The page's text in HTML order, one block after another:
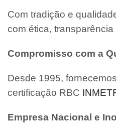
Com tradição e
com ética,
Compromisso com a
Desde 1995,
certificação RBC
Empresa Nacional e